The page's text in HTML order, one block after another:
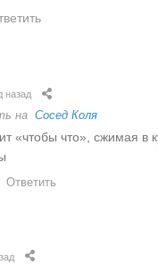
назад
на Сосед Коля
«чтобы что», сжимая в
Ответить